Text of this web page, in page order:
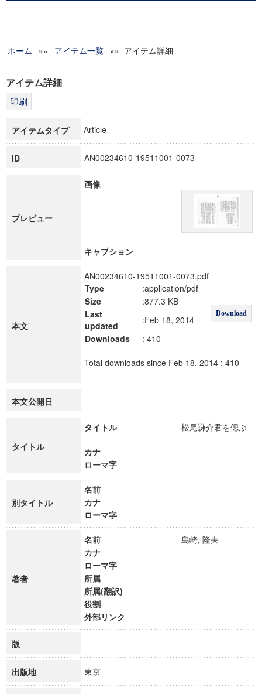
グローバルリサーチインスティテュート
科学研究費補助金研究成果報告書
博士課程教育リーディングプログラム「超成熟社会発展のサ
ホーム »» アイテム一覧 »» アイテム詳細
アイテム詳細
アイテムタイプ Article
ID AN00234610-19511001-0073
プレビュー
画像
キャプション
本文
AN00234610-19511001-0073.pdf
Type
:application/pdf
Download
Size
:877.3 KB
Last
updated
:Feb 18, 2014
Downloads
: 410
Total downloads since Feb 18, 2014 : 410
本文公開日
タイトル
タイトル 松尾謙介君を偲ぶ
カナ
ローマ字
別タイトル
名前
カナ
ローマ字
著者
名前
島崎, 隆夫
カナ
ローマ字
所属
所属(翻訳)
役割
外部リンク
版
出版地 東京